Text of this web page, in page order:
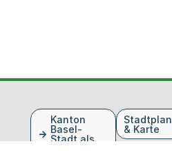
Kanton
Basel-
Stadt als
Stadtplan
& Karte